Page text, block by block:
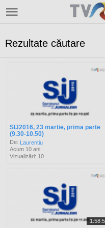
Rezultate căutare
SIJ2016, 23 martie, prima parte
(9.30-10.50)
De: Laurentiu
Acum 10 ani
Vizualizări: 10